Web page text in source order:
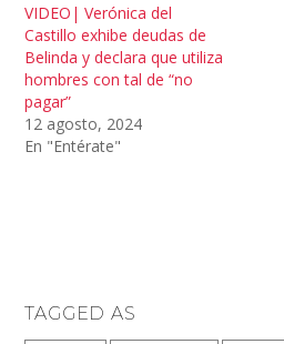
VIDEO| Verónica del
Castillo exhibe deudas de
Belinda y declara que utiliza
hombres con tal de “no
pagar”
12 agosto, 2024
En "Entérate"
TAGGED AS